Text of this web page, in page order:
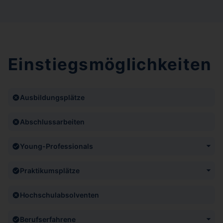
Einstiegsmöglichkeiten
Ausbildungsplätze
Abschlussarbeiten
Young-Professionals
unseren Standorten nach Junior Asset Manager, Junior
Praktikumsplätze
mit der Möglichkeit zwischen den Standorten zu wechseln
Hochschulabsolventen
Berufserfahrene